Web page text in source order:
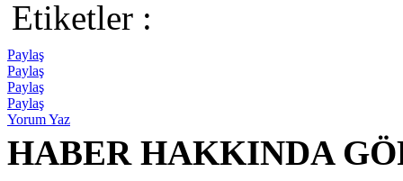
Etiketler :
Paylaş
Paylaş
Paylaş
Paylaş
Yorum Yaz
HABER HAKKINDA